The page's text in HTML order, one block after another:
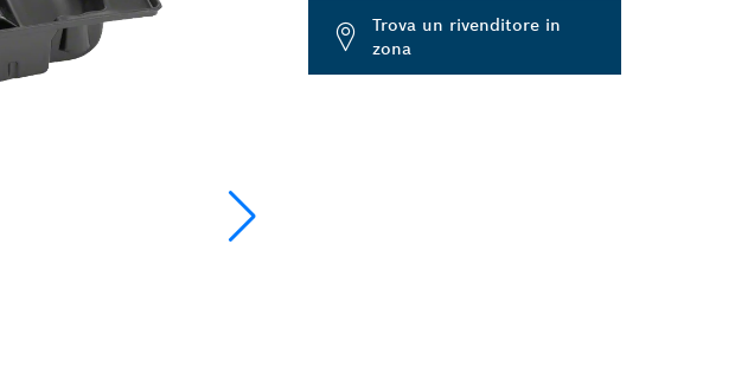
Trova un rivenditore in
zona